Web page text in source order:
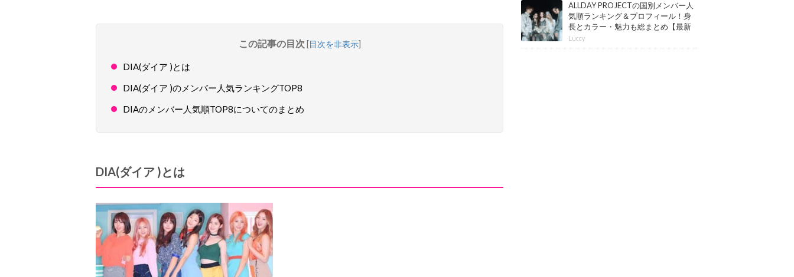
この記事の目次 [目次を非表示]
DIA(ダイア )とは
DIA(ダイア )のメンバー人気ランキングTOP8
DIAのメンバー人気順TOP8についてのまとめ
DIA(ダイア )とは
ALLDAY PROJECTの国別メンバー人
気順ランキング＆プロフィール！身
長とカラー・魅力も総まとめ【最新
版】
Luccy